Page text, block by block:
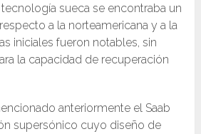
sueca se encontraba un
a la norteamericana y a la
iniciales fueron notables, sin
la capacidad de recuperación
anteriormente el Saab
supersónico cuyo diseño de